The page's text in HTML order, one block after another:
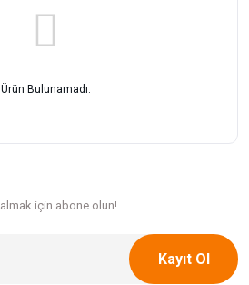
Ürün Bulunamadı.
almak için abone olun!
Kayıt Ol